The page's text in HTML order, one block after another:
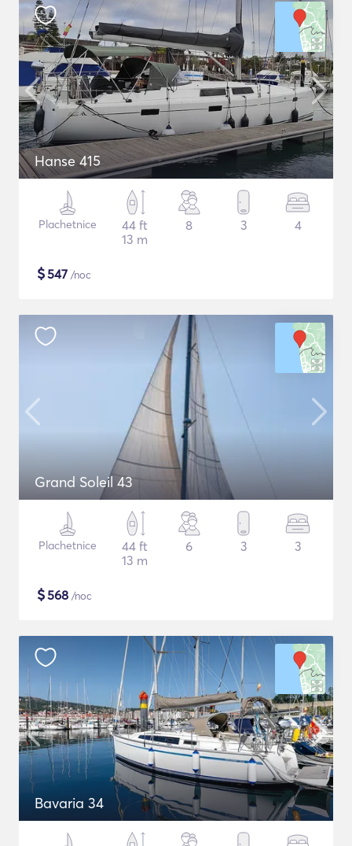
Hanse 415
Plachetnice
44 ft
13 m
8 3 4
$547 /noc
Grand Soleil 43
Plachetnice
44 ft
13 m
6 3 3
$568 /noc
Bavaria 34